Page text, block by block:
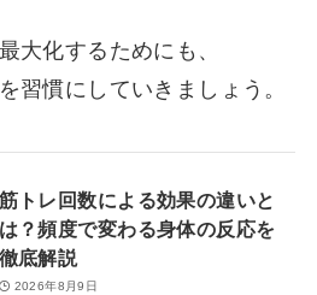
大化するためにも、
習慣にしていきましょう。
筋トレ回数による効果の違いと
は？頻度で変わる身体の反応を
徹底解説
2026年8月9日